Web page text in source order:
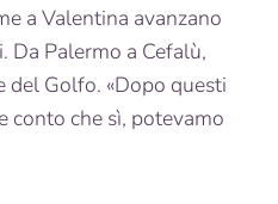
a Valentina avanzano
Da Palermo a Cefalù,
del Golfo. «Dopo questi
conto che sì, potevamo